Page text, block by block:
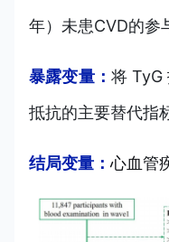
年）未患CVD的参
暴露变量： 将 TyG
抵抗的主要替代指
结局变量：心血管